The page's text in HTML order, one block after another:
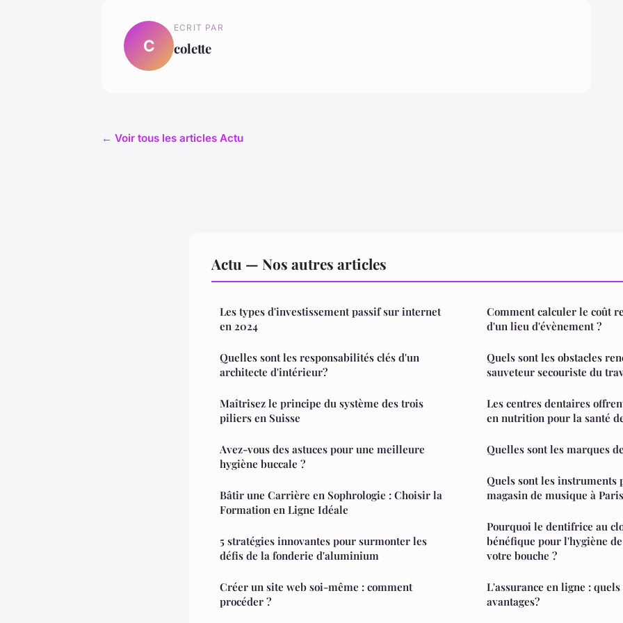
C
ECRIT PAR
colette
← Voir tous les articles Actu
Actu — Nos autres articles
Les types d'investissement passif sur internet
en 2024
Quelles sont les responsabilités clés d'un
architecte d'intérieur?
Maîtrisez le principe du système des trois
piliers en Suisse
Avez-vous des astuces pour une meilleure
hygiène buccale ?
Bâtir une Carrière en Sophrologie : Choisir la
Formation en Ligne Idéale
5 stratégies innovantes pour surmonter les
défis de la fonderie d'aluminium
Créer un site web soi-même : comment
procéder ?
Comment calculer le coût
d'un lieu d'évènement ?
Quels sont les obstacles
sauveteur secouriste du
Les centres dentaires
en nutrition pour la santé
Quelles sont les marques
Quels sont les instruments
magasin de musique à
Pourquoi le dentifrice au
bénéfique pour l'hygiène
votre bouche ?
L'assurance en ligne : quels
avantages?